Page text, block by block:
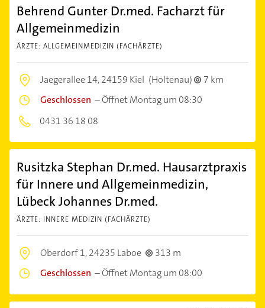
Behrend Gunter Dr.med. Facharzt für
Allgemeinmedizin
ÄRZTE: ALLGEMEINMEDIZIN (FACHÄRZTE)
Jaegerallee 14,24159 Kiel (Holtenau)
7 km
Geschlossen –Öffnet Montag um 08:30
0431 36 18 08
Rusitzka Stephan Dr.med. Hausarztpraxis
für Innere und Allgemeinmedizin,
Lübeck Johannes Dr.med.
ÄRZTE: INNERE MEDIZIN (FACHÄRZTE)
Oberdorf 1,24235 Laboe
313 m
Geschlossen –Öffnet Montag um 08:00